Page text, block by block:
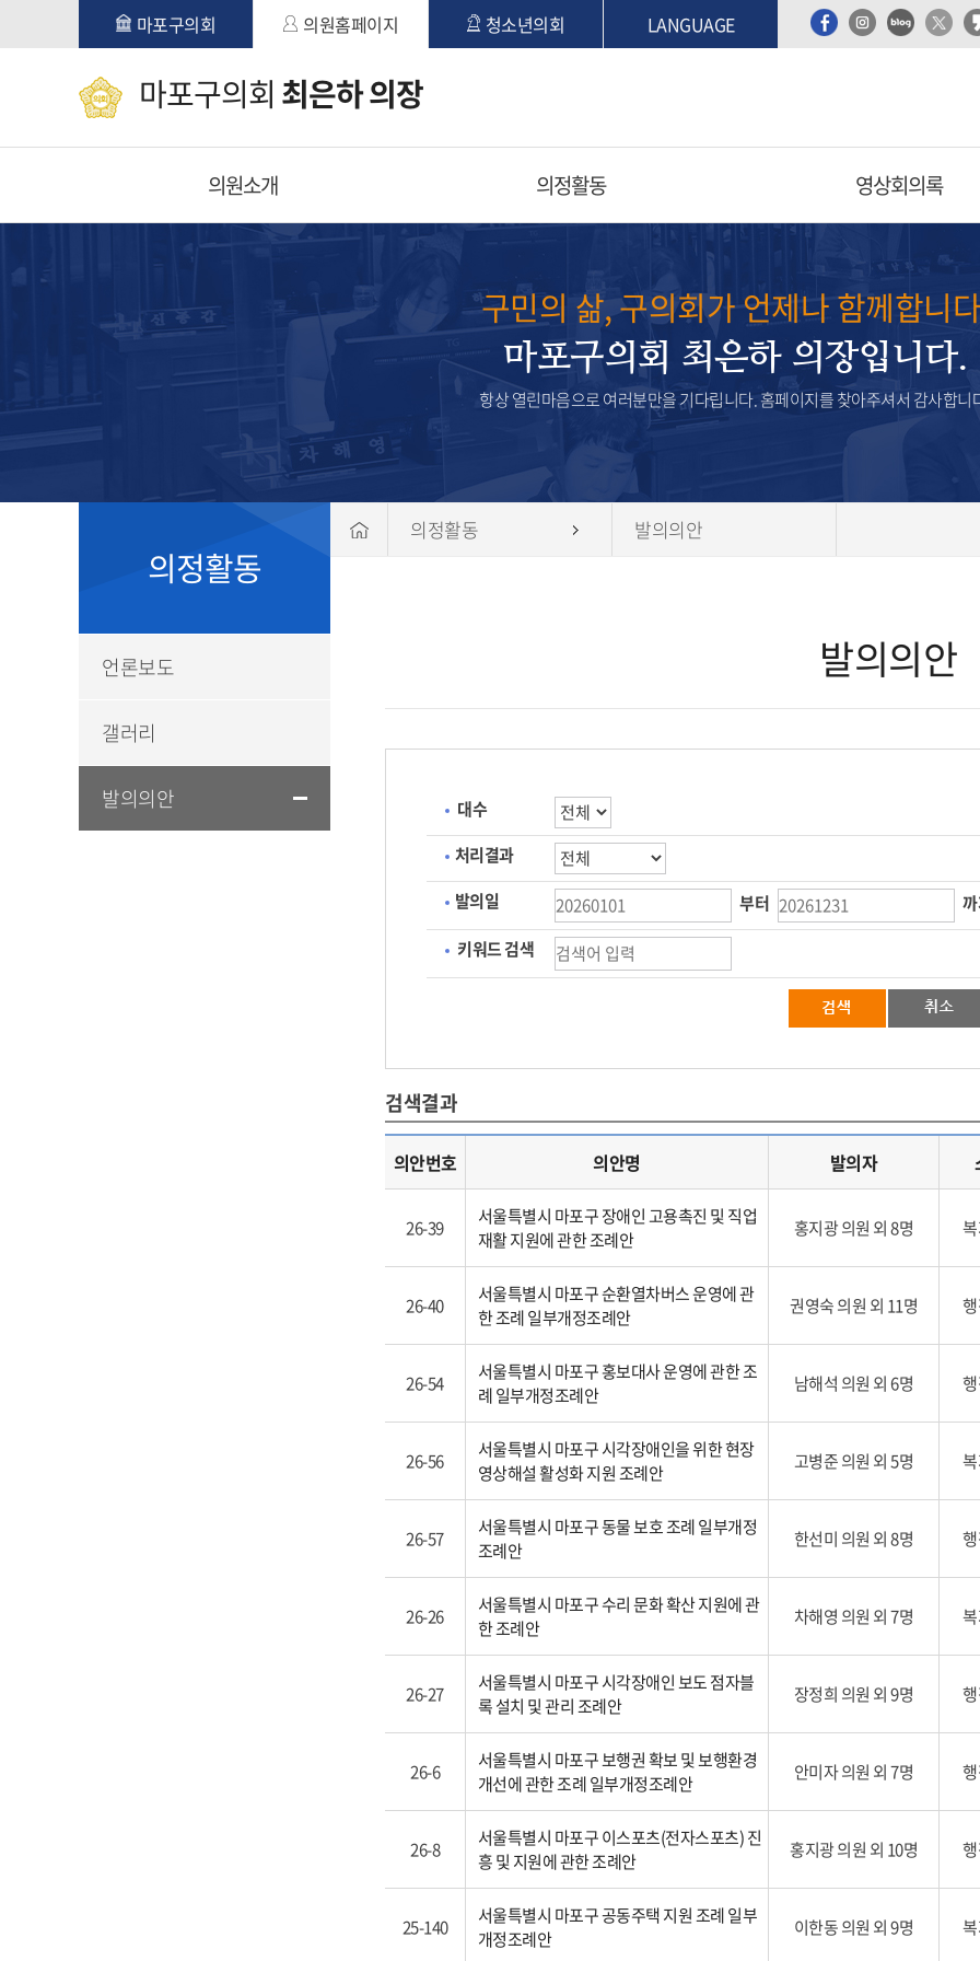
본문바로가기마포구의회 의원홈페이지 청소년의회 LANGUAGE
마포구의회 최은하 의장
의원소개 의정활동 영상회의록
구민의 삶, 구의회가 언제나 함께합니
마포구의회 최은하 의장입니다.
항상 열린마음으로 여러분만을 기다립니다. 홈페이지를 찾아주셔서 감사합니
의정활동
언론보도
갤러리
발의의안
의정활동 발의의안
발의의안
대수
처리결과
발의일
부터
키워드 검색
검색결과
의안번호 의안명 발의자
26-39
서울특별시 마포구 장애인 고용촉진 및 직업
재활 지원에 관한 조례안
홍지광 의원 외 8명
26-40
서울특별시 마포구 순환열차버스 운영에 관
한 조례 일부개정조례안
권영숙 의원 외 11명
26-54
서울특별시 마포구 홍보대사 운영에 관한 조
례 일부개정조례안
남해석 의원 외 6명
26-56
서울특별시 마포구 시각장애인을 위한 현장
영상해설 활성화 지원 조례안
고병준 의원 외 5명
26-57
서울특별시 마포구 동물 보호 조례 일부개정
조례안
한선미 의원 외 8명
26-26
서울특별시 마포구 수리 문화 확산 지원에 관
한 조례안
차해영 의원 외 7명
26-27
서울특별시 마포구 시각장애인 보도 점자블
록 설치 및 관리 조례안
장정희 의원 외 9명
26-6
서울특별시 마포구 보행권 확보 및 보행환경
개선에 관한 조례 일부개정조례안
안미자 의원 외 7명
26-8
서울특별시 마포구 이스포츠(전자스포츠) 진
흥 및 지원에 관한 조례안
홍지광 의원 외 10명
25-140
서울특별시 마포구 공동주택 지원 조례 일부
개정조례안
이한동 의원 외 9명